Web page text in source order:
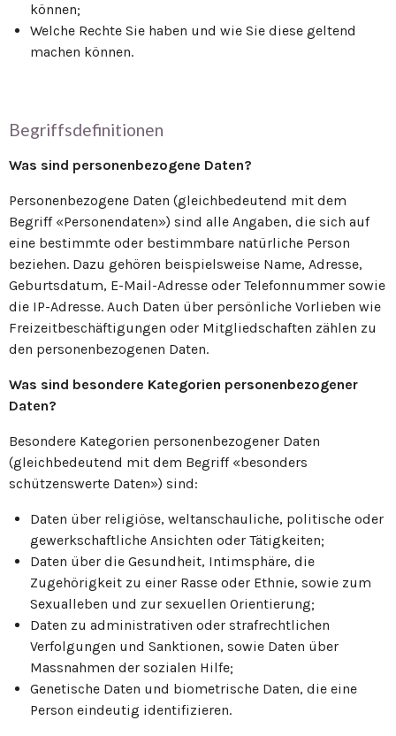
können;
Welche Rechte Sie haben und wie Sie diese geltend
machen können.
Begriffsdefinitionen
Was sind personenbezogene Daten?
Personenbezogene Daten (gleichbedeutend mit dem
Begriff «Personendaten») sind alle Angaben, die sich auf
eine bestimmte oder bestimmbare natürliche Person
beziehen. Dazu gehören beispielsweise Name, Adresse,
Geburtsdatum, E-Mail-Adresse oder Telefonnummer sowie
die IP-Adresse. Auch Daten über persönliche Vorlieben wie
Freizeitbeschäftigungen oder Mitgliedschaften zählen zu
den personenbezogenen Daten.
Was sind besondere Kategorien personenbezogener
Daten?
Besondere Kategorien personenbezogener Daten
(gleichbedeutend mit dem Begriff «besonders
schützenswerte Daten») sind:
Daten über religiöse, weltanschauliche, politische oder
gewerkschaftliche Ansichten oder Tätigkeiten;
Daten über die Gesundheit, Intimsphäre, die
Zugehörigkeit zu einer Rasse oder Ethnie, sowie zum
Sexualleben und zur sexuellen Orientierung;
Daten zu administrativen oder strafrechtlichen
Verfolgungen und Sanktionen, sowie Daten über
Massnahmen der sozialen Hilfe;
Genetische Daten und biometrische Daten, die eine
Person eindeutig identifizieren.